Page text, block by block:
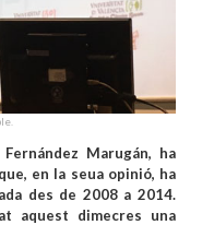
Marugán, ha
en la seua opinió, ha
des de 2008 a 2014.
aquest dimecres una